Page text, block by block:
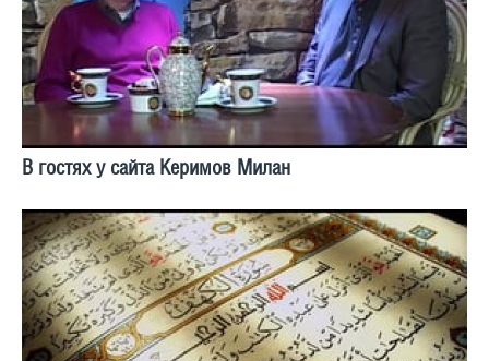
В гостях у сайта Керимов Милан